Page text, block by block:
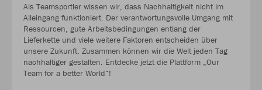
Als Teamsportler wissen wir, dass Nachhaltigkeit nicht im
Alleingang funktioniert. Der verantwortungsvolle Umgang mit
Ressourcen, gute Arbeitsbedingungen entlang der
Lieferkette und viele weitere Faktoren entscheiden über
unsere Zukunft. Zusammen können wir die Welt jeden Tag
nachhaltiger gestalten. Entdecke jetzt die Plattform „Our
Team for a better World“!